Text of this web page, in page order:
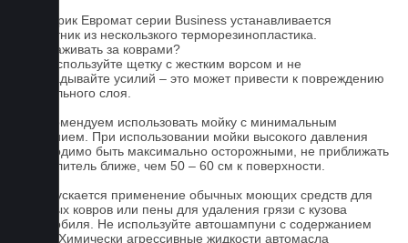
На коврик Евромат серии Business устанавливается
подпятник из нескользкого терморезинопластика.
Как ухаживать за коврами?
1.Не используйте щетку с жестким ворсом и не
прикладывайте усилий – это может привести к повреждению
текстильного слоя.
2. Рекомендуем использовать мойку с минимальным
давлением. При использовании мойки высокого давления
необходимо быть максимально осторожными, не приближать
распылитель ближе, чем 50 – 60 см к поверхности.
3. Допускается применение обычных моющих средств для
бытовых ковров или пены для удаления грязи с кузова
автомобиля. Не используйте автошампуни с содержанием
воска! Химически агрессивные жидкости автомасла